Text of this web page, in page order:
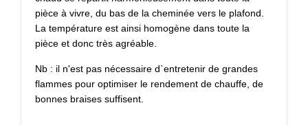
pièce à vivre, du bas de la cheminée vers le plafond.
La température est ainsi homogène dans toute la
pièce et donc très agréable.
Nb : il n'est pas nécessaire d`entretenir de grandes
flammes pour optimiser le rendement de chauffe, de
bonnes braises suffisent.